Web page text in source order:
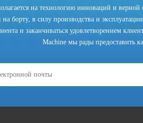
на технологию инноваций и
борту, в силу производства и
и заканчиваться удовлетворением
Machine мы рады предоставить